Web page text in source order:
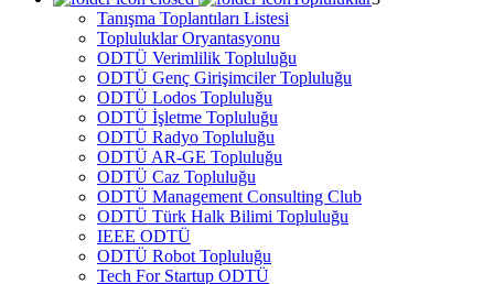
Tanışma Toplantıları Listesi
Topluluklar Oryantasyonu
ODTÜ Verimlilik Topluluğu
ODTÜ Genç Girişimciler Topluluğu
ODTÜ Lodos Topluluğu
ODTÜ İşletme Topluluğu
ODTÜ Radyo Topluluğu
ODTÜ AR-GE Topluluğu
ODTÜ Caz Topluluğu
ODTÜ Management Consulting Club
ODTÜ Türk Halk Bilimi Topluluğu
IEEE ODTÜ
ODTÜ Robot Topluluğu
Tech For Startup ODTÜ